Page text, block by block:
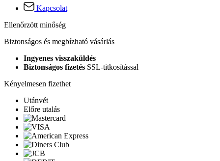
Kapcsolat
Ellenőrzött minőség
Biztonságos és megbízható vásárlás
Ingyenes visszaküldés
Biztonságos fizetés SSL-titkosítással
Kényelmesen fizethet
Utánvét
Előre utalás